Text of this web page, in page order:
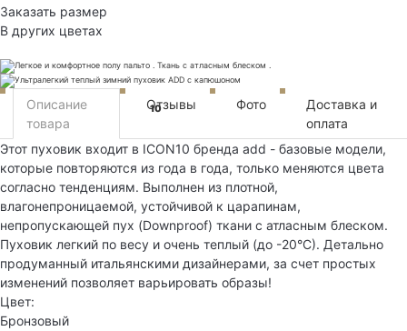
Заказать размер
В других цветах
Описание
товара
Отзывы
10 Фото
Доставка и
оплата
Этот пуховик входит в ICON10 бренда add - базовые модели,
которые повторяются из года в года, только меняются цвета
согласно тенденциям. Выполнен из плотной,
влагонепроницаемой, устойчивой к царапинам,
непропускающей пух (Downproof) ткани с атласным блеском.
Пуховик легкий по весу и очень теплый (до -20°С). Детально
продуманный итальянскими дизайнерами, за счет простых
изменений позволяет варьировать образы!
Цвет:
Бронзовый